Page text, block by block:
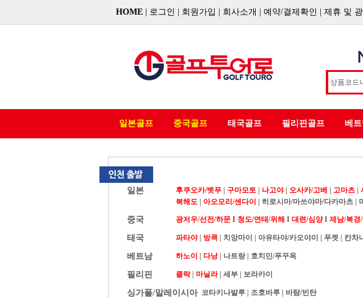
HOME 로그인 회원가입 회사소개 예약/결제확인 제휴 및
일본골프 중국골프 태국골프 필리핀골프 베
일본 후쿠오카/벳푸 구마모토 나고야| 오사카/고베 고마츠
북해도
아오모리/센다이 히로시마/마쓰야마/다카마츠
중국 광저우/선전/하문 I 청도/연태/위해 I 대련/심양I 제남/북경
태국 파타야| 방콕 치앙마이 아유타야/카오야이 푸켓 칸차
베트남 하노이 다낭| 나트랑| 호치민/푸꾸옥
필리핀 클락| 마닐라| 세부 보라카이
싱가폴/말레이시아 코타키나발루 조호바루 바탐/빈탄